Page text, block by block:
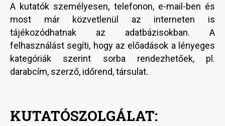
A kutatók személyesen, telefonon, e-mail-ben és
most már közvetlenül az interneten is
tájékozódhatnak az adatbázisokban. A
felhasználást segíti, hogy az előadások a lényeges
kategóriák szerint sorba rendezhetőek, pl.
darabcím, szerző, időrend, társulat.
KUTATÓSZOLGÁLAT: